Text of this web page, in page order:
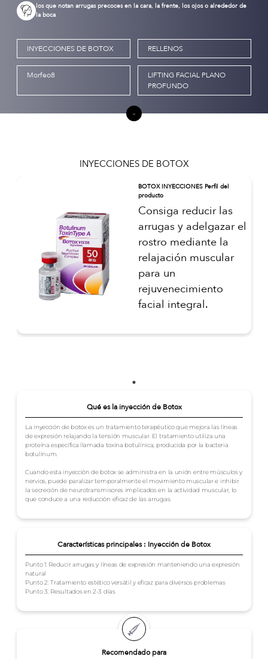
los que notan arrugas precoces en la cara, la frente, los ojos o alrededor de
la boca
INYECCIONES DE BOTOX RELLENOS
Morfeo8
LIFTING FACIAL PLANO
PROFUNDO
INYECCIONES DE BOTOX
BOTOX INYECCIONES Perfil del
producto
Consiga reducir las
arrugas y adelgazar el
rostro mediante la
relajación muscular
para un
rejuvenecimiento
facial integral.
Recomendado para
Qué es la inyección de Botox
La inyección de botox es un tratamiento terapéutico que mejora las líneas
de expresión relajando la tensión muscular. El tratamiento utiliza una
proteína específica llamada toxina botulínica, producida por la bacteria
botulinum.
Cuando esta inyección de botox se administra en la unión entre músculos y
nervios, puede paralizar temporalmente el movimiento muscular e inhibir
la secreción de neurotransmisores implicados en la actividad muscular, lo
que conduce a una reducción eficaz de las arrugas.
Características principales : Inyección de Botox
Punto 1: Reducir arrugas y líneas de expresión manteniendo una expresión
natural
Punto 2: Tratamiento estético versátil y eficaz para diversos problemas
Punto 3: Resultados en 2-3 días